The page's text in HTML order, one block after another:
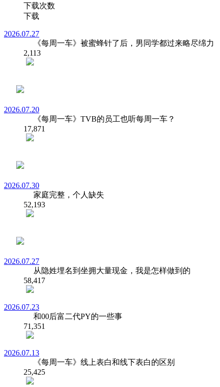
下载次数
下载
2026.07.27
《每周一车》被蜜蜂针了后，男同学都过来略尽绵力
2,113
2026.07.20
《每周一车》TVB的员工也听每周一车？
17,871
2026.07.30
家庭完整，个人缺失
52,193
2026.07.27
从隐姓埋名到坐拥大量现金，我是怎样做到的
58,417
2026.07.23
和00后富二代PY的一些事
71,351
2026.07.13
《每周一车》线上表白和线下表白的区别
25,425